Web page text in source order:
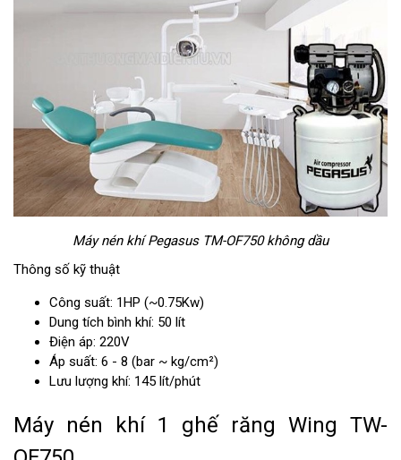
Máy nén khí Pegasus TM-OF750 không dầu
Thông số kỹ thuật
Công suất: 1HP (~0.75Kw)
Dung tích bình khí: 50 lít
Điện áp: 220V
Áp suất: 6 - 8 (bar ~ kg/cm²)
Lưu lượng khí: 145 lít/phút
Máy nén khí 1 ghế răng Wing TW-